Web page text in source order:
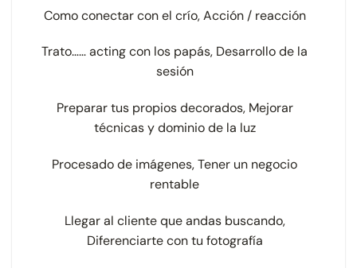
Como conectar con el crío, Acción / reacción
Trato…… acting con los papás, Desarrollo de la
sesión
Preparar tus propios decorados, Mejorar
técnicas y dominio de la luz
Procesado de imágenes, Tener un negocio
rentable
Llegar al cliente que andas buscando,
Diferenciarte con tu fotografía